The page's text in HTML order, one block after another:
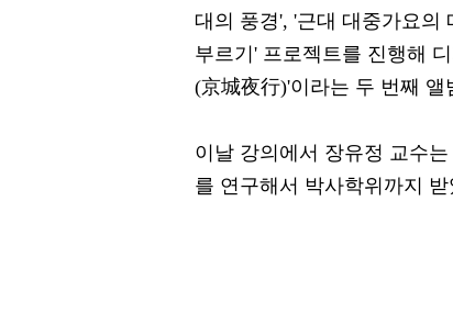
대의 풍경', '근대 대중가요의
부르기' 프로젝트를 진행해
(京城夜行)'이라는 두 번째
이날 강의에서 장유정 교수
를 연구해서 박사학위까지